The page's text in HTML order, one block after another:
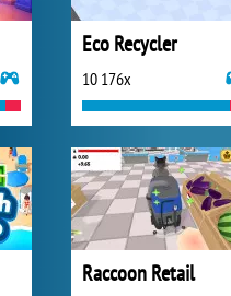
Eco Recycler
10 176x
Raccoon Retail